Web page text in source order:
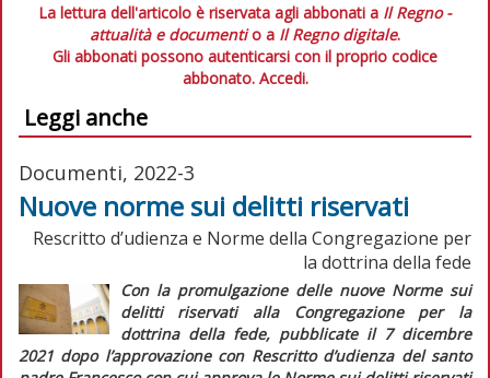
La lettura dell'articolo è riservata agli abbonati a Il Regno -
attualità e documentio a Il Regno digitale.
Gli abbonati possono autenticarsi con il proprio codice
abbonato. Accedi.
Leggi anche
Documenti, 2022-3
Nuove norme sui delitti riservati
Rescritto d’udienza e Norme della Congregazione per
la dottrina della fede
Con la promulgazione delle nuove Norme sui
delitti riservati alla
Congregazione per la
dottrina della fede, pubblicate il 7 dicembre
2021 dopo l’approvazione con Rescritto d’udienza del santo